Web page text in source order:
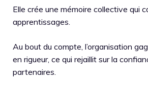
Elle crée une mémoire collective qui
apprentissages.
Au bout du compte, l’organisation
en rigueur, ce qui rejaillit sur la
partenaires.